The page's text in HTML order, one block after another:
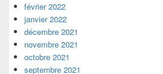
février 2022
janvier 2022
décembre 2021
novembre 2021
octobre 2021
septembre 2021